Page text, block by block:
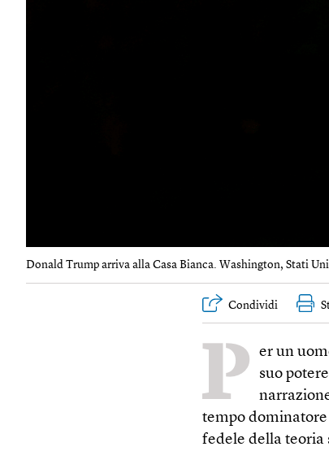
Donald Trump arriva alla Casa Bianca. Washington, Stati
Condividi
P
er un
suo
tempo
fedele della teoria